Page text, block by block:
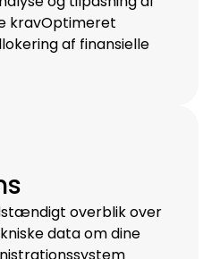
kravOptimeret
af finansielle
overblik over
data om dine